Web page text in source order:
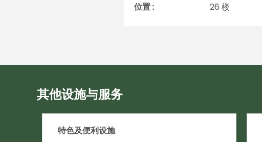
位置 :
26 楼
其他设施与服务
特色及便利设施